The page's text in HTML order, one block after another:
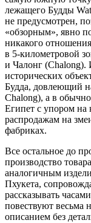
лежащего Будды
не предусмотрен,
«обзорным», явно
никакого
в 5-километровой
и Чалонг (Chalong).
исторических
Будда, довлеющий
Chalong), а в
Египет с упором на
распродажам на
фабриках.
Все остальное до
производство
аналогичным
Пхукета,
рассказывать
повествуют весьма
описанием без